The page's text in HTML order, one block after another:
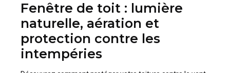
Fenêtre de toit : lumière
naturelle, aération et
protection contre les
intempéries